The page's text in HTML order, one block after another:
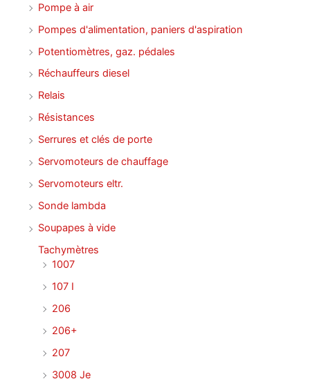
Pompe à air
Pompes d'alimentation, paniers d'aspiration
Potentiomètres, gaz. pédales
Réchauffeurs diesel
Relais
Résistances
Serrures et clés de porte
Servomoteurs de chauffage
Servomoteurs eltr.
Sonde lambda
Soupapes à vide
Tachymètres
1007
107 I
206
206+
207
3008 Je